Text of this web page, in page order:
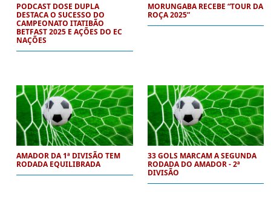
PODCAST DOSE DUPLA
DESTACA O SUCESSO DO
CAMPEONATO ITATIBÃO
BETFAST 2025 E AÇÕES DO EC
NAÇÕES
MORUNGABA RECEBE “TOUR DA
ROÇA 2025”
AMADOR DA 1ª DIVISÃO TEM
RODADA EQUILIBRADA
33 GOLS MARCAM A SEGUNDA
RODADA DO AMADOR - 2ª
DIVISÃO